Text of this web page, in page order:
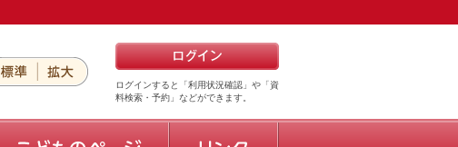
ログインすると「利用状況確認」や「資
料検索・予約」などができます。